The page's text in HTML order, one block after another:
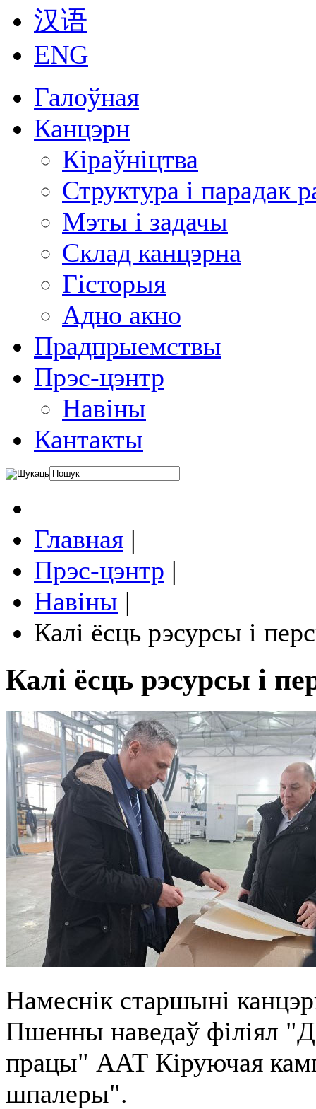
汉语
ENG
Галоўная
Канцэрн
Кіраўніцтва
Структура і парадак
Мэты і задачы
Склад канцэрна
Гісторыя
Адно акно
Прадпрыемствы
Прэс-цэнтр
Навіны
Кантакты
Главная |
Прэс-цэнтр |
Навіны |
Калі ёсць рэсурсы і
Калі ёсць рэсурсы і
Намеснік старшыні
Пшенны наведаў філіял
працы" ААТ Кіруючая
шпалеры".